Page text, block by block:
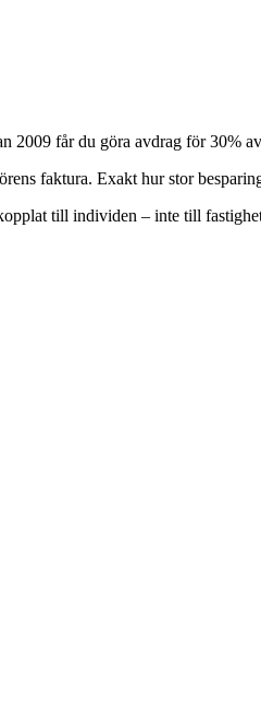
får du göra avdrag för 30%
faktura. Exakt hur stor
till individen – inte till